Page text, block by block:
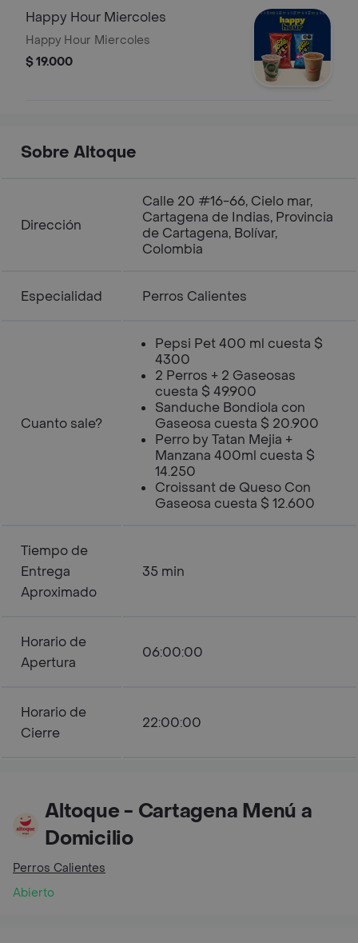
Happy Hour Miercoles
Happy Hour Miercoles
$ 19.000
Sobre Altoque
Dirección
Calle 20 #16-66, Cielo mar,
Cartagena de Indias, Provincia
de Cartagena, Bolívar,
Colombia
Especialidad Perros Calientes
Cuanto sale?
Pepsi Pet 400 ml cuesta $
4300
2 Perros + 2 Gaseosas
cuesta $ 49.900
Sanduche Bondiola con
Gaseosa cuesta $ 20.900
Perro by Tatan Mejia +
Manzana 400ml cuesta $
14.250
Croissant de Queso Con
Gaseosa cuesta $ 12.600
Tiempo de
Entrega
Aproximado
35 min
Horario de
Apertura
06:00:00
Horario de
Cierre
22:00:00
Altoque - Cartagena Menú a
Domicilio
Perros Calientes
Abierto